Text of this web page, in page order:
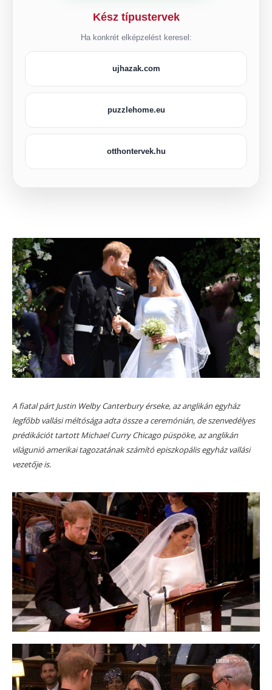
Kész típustervek
Ha konkrét elképzelést keresel:
ujhazak.com
puzzlehome.eu
otthontervek.hu
A fiatal párt Justin Welby Canterbury érseke, az anglikán egyház
legfőbb vallási méltósága adta össze a ceremónián, de szenvedélyes
prédikációt tartott Michael Curry Chicago püspöke, az anglikán
világunió amerikai tagozatának számító episzkopális egyház vallási
vezetője is.